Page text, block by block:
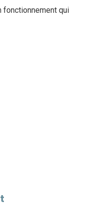
fonctionnement qui